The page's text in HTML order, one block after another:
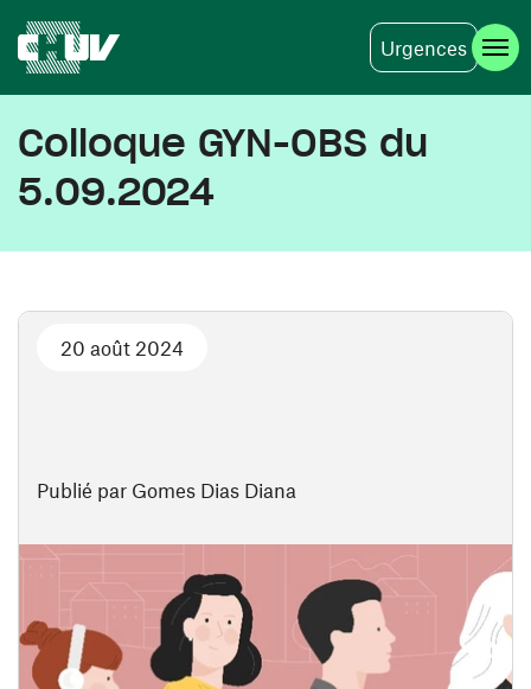
Urgences
Colloque GYN-OBS du
5.09.2024
Publié par Gomes Dias Diana
20 août 2024